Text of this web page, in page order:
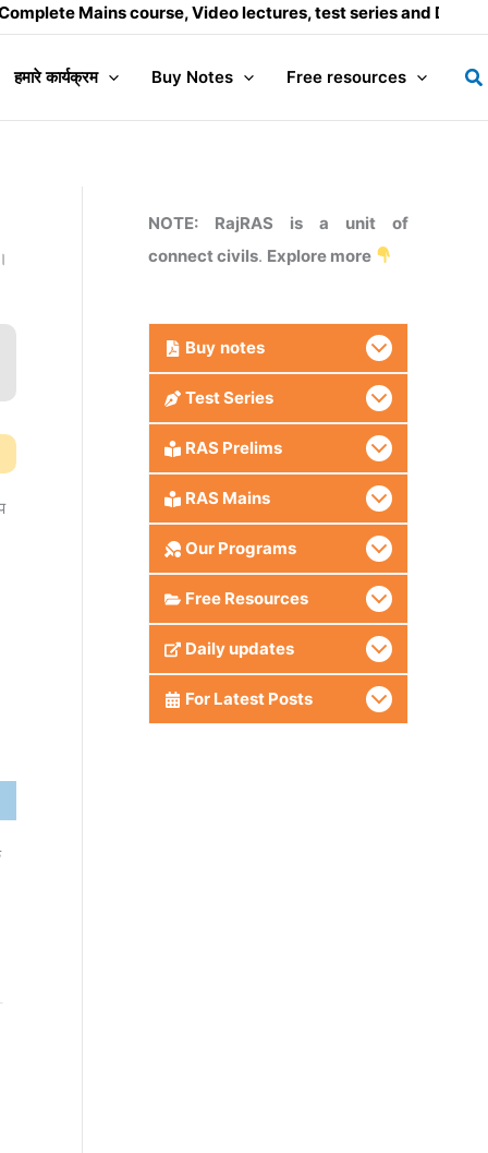
course, Video lectures, test series and Daily answer
हमारे कार्यक्रम Buy Notes Free resources
NOTE: RajRAS is a unit of
connect civils. Explore more
Buy notes
Test Series
RAS Prelims
RAS Mains
Our Programs
Free Resources
Daily updates
For Latest Posts